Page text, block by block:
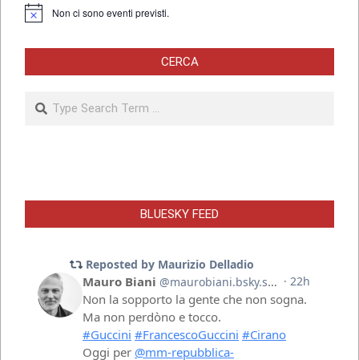
Notice Non ci sono eventi previsti.
CERCA
Search
BLUESKY FEED